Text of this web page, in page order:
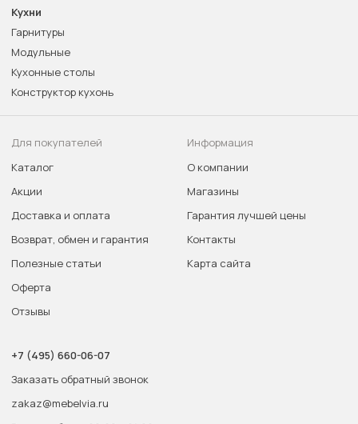
Кухни
Гарнитуры
Модульные
Кухонные столы
Конструктор кухонь
Для покупателей
Каталог
Акции
Доставка и оплата
Возврат, обмен и гарантия
Полезные статьи
Оферта
Отзывы
Информация
О компании
Магазины
Гарантия лучшей цены
Контакты
Карта сайта
+7 (495) 660-06-07
Заказать обратный звонок
zakaz@mebelvia.ru